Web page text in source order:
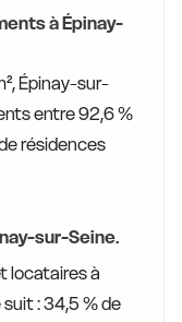
à Épinay-
Épinay-sur-
entre 92,6 %
résidences
sur-Seine.
locataires à
: 34,5 % de